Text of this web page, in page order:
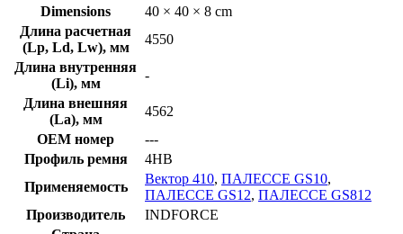
Dimensions
40 × 40 × 8 cm
Длина расчетная
(Lp, Ld, Lw), мм
4550
Длина внутренняя
(Li), мм
-
Длина внешняя
(La), мм
4562
OEM номер
---
Профиль ремня
4HB
Применяемость
Вектор 410, ПАЛЕССЕ GS10,
ПАЛЕССЕ GS12, ПАЛЕССЕ GS812
Производитель
INDFORCE